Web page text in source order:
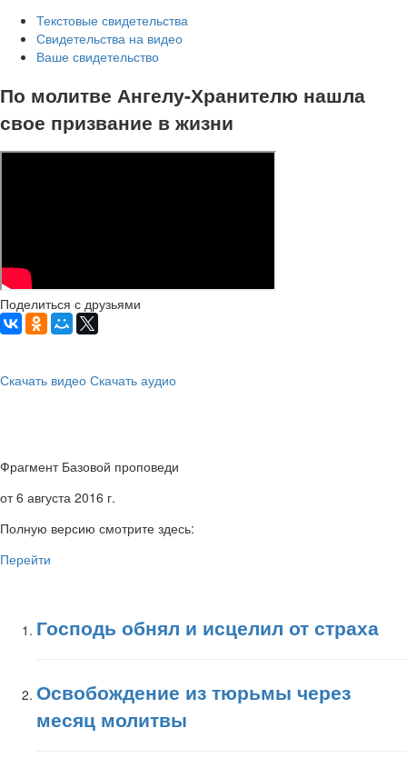
Текстовые свидетельства
Свидетельства на видео
Ваше свидетельство
По молитве Ангелу-Хранителю нашла
свое призвание в жизни
Поделиться с друзьями
Скачать видео Скачать аудио
Фрагмент Базовой проповеди
от 6 августа 2016 г.
Полную версию смотрите здесь:
Перейти
Господь обнял и исцелил от страха
Освобождение из тюрьмы через
месяц молитвы